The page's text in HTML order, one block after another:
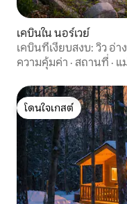
เคบินใน นอร์เวย์
เคบินที่เงียบสงบ: วิว อ่า
ความคุ้มค่า · สถานที่ · แ
โดนใจเกสต์
โดนใจเกสต์